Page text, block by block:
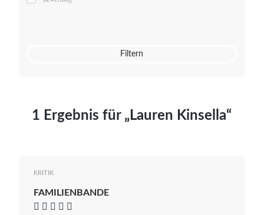
Mato von Vogelstein
Filtern
1 Ergebnis für „Lauren Kinsella“
KRITIK
FAMILIENBANDE
    